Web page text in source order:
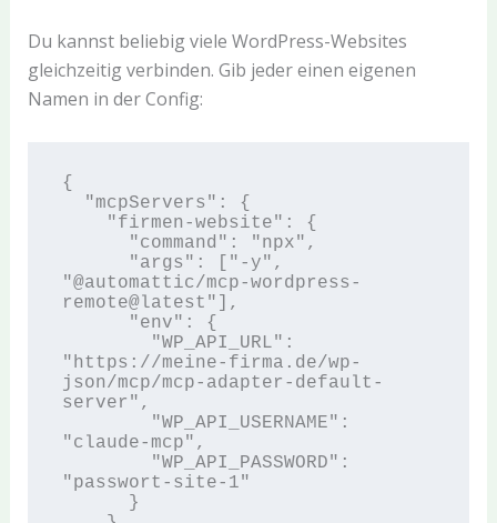
Du kannst beliebig viele WordPress-Websites
gleichzeitig verbinden. Gib jeder einen eigenen
Namen in der Config:
{
"@automattic/mcp-wordpress-
remote@latest"],
"https://meine-firma.de/wp-
json/mcp/mcp-adapter-default-
server",
"claude-mcp",
"passwort-site-1"